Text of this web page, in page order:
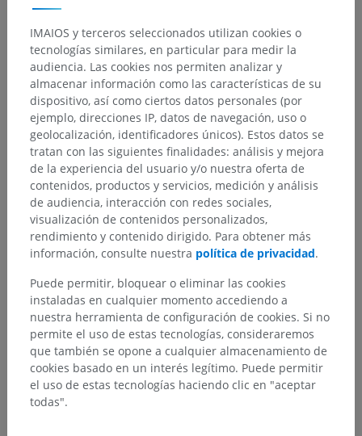
Jerarquía anatómica
IMAIOS y terceros seleccionados utilizan cookies o
tecnologías similares, en particular para medir la
audiencia. Las cookies nos permiten analizar y
almacenar información como las características de su
dispositivo, así como ciertos datos personales (por
ejemplo, direcciones IP, datos de navegación, uso o
geolocalización, identificadores únicos). Estos datos se
tratan con las siguientes finalidades: análisis y mejora
de la experiencia del usuario y/o nuestra oferta de
contenidos, productos y servicios, medición y análisis
de audiencia, interacción con redes sociales,
visualización de contenidos personalizados,
rendimiento y contenido dirigido. Para obtener más
información, consulte nuestra política de privacidad.
Puede permitir, bloquear o eliminar las cookies
instaladas en cualquier momento accediendo a
nuestra herramienta de configuración de cookies. Si no
permite el uso de estas tecnologías, consideraremos
que también se opone a cualquier almacenamiento de
cookies basado en un interés legítimo. Puede permitir
el uso de estas tecnologías haciendo clic en "aceptar
todas".